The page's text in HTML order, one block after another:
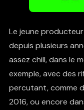
Le jeune producteur
depuis plusieurs
assez chill, dans le
exemple, avec des
percutant, comme
2016, ou encore